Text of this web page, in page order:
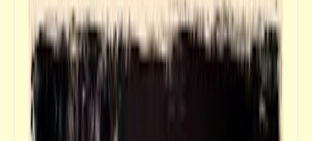
فيدراديو
أسعدكم الله بكل ما هو جميل